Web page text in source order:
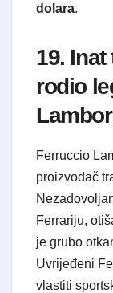
dolara.
19.
rodio
Ferruccio
proizvođač
Ferrariju,
je grubo
Uvrijeđeni
vlastiti